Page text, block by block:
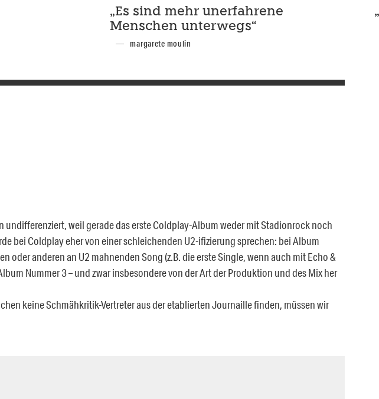
„Es sind mehr unerfahrene
Menschen unterwegs“
margarete moulin
undifferenziert, weil gerade das erste Coldplay-Album weder mit Stadionrock noch
bei Coldplay eher von einer schleichenden U2-ifizierung sprechen: bei Album
oder anderen an U2 mahnenden Song (z.B. die erste Single, wenn auch mit Echo &
Nummer 3 – und zwar insbesondere von der Art der Produktion und des Mix her
keine Schmähkritik-Vertreter aus der etablierten Journaille finden, müssen wir